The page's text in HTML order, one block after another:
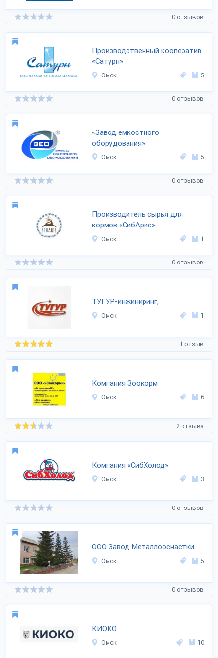
0 отзывов
Производственный кооператив
«Сатурн»
Омск 5
0 отзывов
«Завод емкостного
оборудования»
Омск 5
0 отзывов
Производитель сырья для
кормов «СибАрис»
Омск 1
0 отзывов
ТУГУР-инжиниринг,
Омск 1
1 отзыв
Компания Зоокорм
Омск 6
2 отзыва
Компания «СибХолод»
Омск 3
0 отзывов
ООО Завод Металлооснастки
Омск 5
0 отзывов
КИОКО
Омск 10